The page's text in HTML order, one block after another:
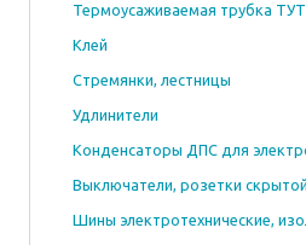
Термоусаживаемая трубка ТУТ
Клей
Стремянки, лестницы
Удлинители
Конденсаторы ДПС для
Выключатели, розетки
Шины электротехнические,